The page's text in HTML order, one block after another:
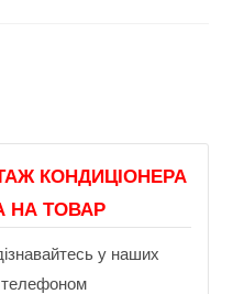
КОНДИЦІОНЕРА
НА ТОВАР
у наших
телефоном